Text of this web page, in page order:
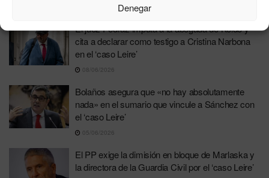
Denegar
El juez Pedraz imputa a la abogada de Koldo y
cita a declarar como testigo a Cristina Narbona
en el ‘caso Leire’
08/06/2026
Bolaños asegura que «no hay absolutamente
nada» en el sumario que vincule a Sánchez con
el ‘caso Leire’
05/06/2026
El PP exige la dimisión en bloque de Marlaska y
la directora de la Guardia Civil por el ‘caso Leire’